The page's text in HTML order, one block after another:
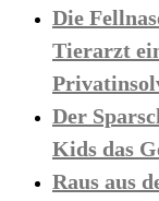
Die
Tierarzt
Der
Kids das
Raus aus